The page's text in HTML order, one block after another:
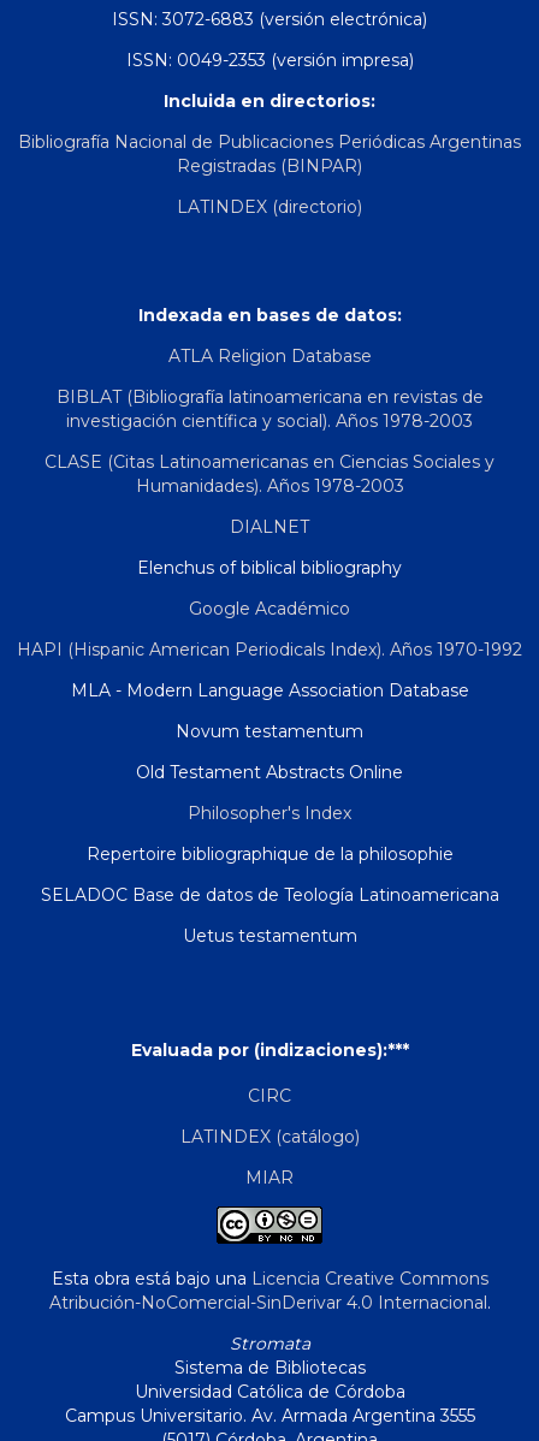
ISSN: 3072-6883 (versión electrónica)
ISSN: 0049-2353 (versión impresa)
Incluida en directorios:
Bibliografía Nacional de Publicaciones Periódicas Argentinas
Registradas (BINPAR)
LATINDEX (directorio)
Indexada en bases de datos:
ATLA Religion Database
BIBLAT (Bibliografía latinoamericana en revistas de
investigación científica y social). Años 1978-2003
CLASE (Citas Latinoamericanas en Ciencias Sociales y
Humanidades). Años 1978-2003
DIALNET
Elenchus of biblical bibliography
Google Académico
HAPI (Hispanic American Periodicals Index). Años 1970-1992
MLA - Modern Language Association Database
Novum testamentum
Old Testament Abstracts Online
Philosopher's Index
Repertoire bibliographique de la philosophie
SELADOC Base de datos de Teología Latinoamericana
Uetus testamentum
Evaluada por (indizaciones):***
CIRC
LATINDEX (catálogo)
MIAR
Esta obra está bajo una Licencia Creative Commons
Atribución-NoComercial-SinDerivar 4.0 Internacional.
Stromata
Sistema de Bibliotecas
Universidad Católica de Córdoba
Campus Universitario. Av. Armada Argentina 3555